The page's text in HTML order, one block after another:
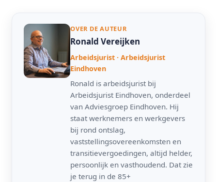
OVER DE AUTEUR
Ronald Vereijken
Arbeidsjurist · Arbeidsjurist
Eindhoven
Ronald is arbeidsjurist bij
Arbeidsjurist Eindhoven, onderdeel
van Adviesgroep Eindhoven. Hij
staat werknemers en werkgevers
bij rond ontslag,
vaststellingsovereenkomsten en
transitievergoedingen, altijd helder,
persoonlijk en vasthoudend. Dat zie
je terug in de 85+